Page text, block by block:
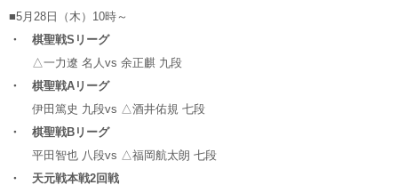
■5月28日（木）10時～
・ 棋聖戦Sリーグ
△一力遼 名人 vs 余正麒 九段
・ 棋聖戦Aリーグ
伊田篤史 九段vs △酒井佑規 七段
・ 棋聖戦Bリーグ
平田智也 八段vs △福岡航太朗 七段
・ 天元戦本戦2回戦